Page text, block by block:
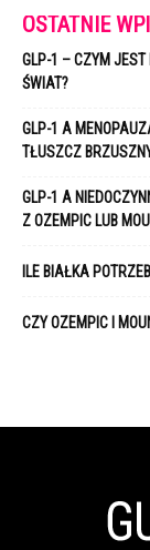
OSTATNIE
GLP-1 – CZYM JEST
ŚWIAT?
GLP-1 A
TŁUSZCZ
GLP-1 A
Z OZEMPIC LUB
ILE BIAŁKA
CZY OZEMPIC I